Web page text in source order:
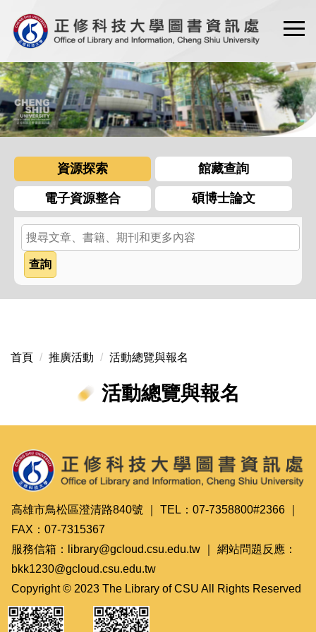
到
主
要
內
容
區
資源探索 館藏查詢
電子資源整合 碩博士論文
首頁 推廣活動 活動總覽與報名
活動總覽與報名
高雄市鳥松區澄清路840號 ｜ TEL：07-7358800#2366 ｜
FAX：07-7315367
服務信箱：library@gcloud.csu.edu.tw ｜ 網站問題反應：
bkk1230@gcloud.csu.edu.tw
Copyright © 2023 The Library of CSU All Rights Reserved